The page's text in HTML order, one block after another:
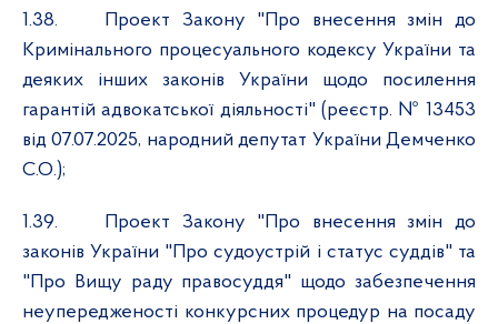
1.38.
Проект Закону "Про внесення змін до
Кримінального процесуального кодексу України та
деяких інших законів України щодо посилення
гарантій адвокатської діяльності" (реєстр. № 13453
від 07.07.2025, народний депутат України Демченко
С.О.);
1.39.
Проект Закону "Про внесення змін до
законів України "Про судоустрій і статус суддів" та
"Про Вищу раду правосуддя" щодо забезпечення
неупередженості конкурсних процедур на посаду